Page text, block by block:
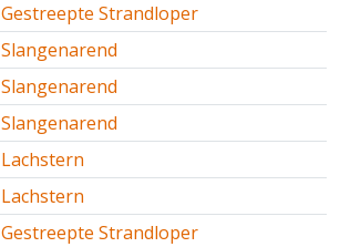
Gestreepte Strandloper
Slangenarend
Slangenarend
Slangenarend
Lachstern
Lachstern
Gestreepte Strandloper